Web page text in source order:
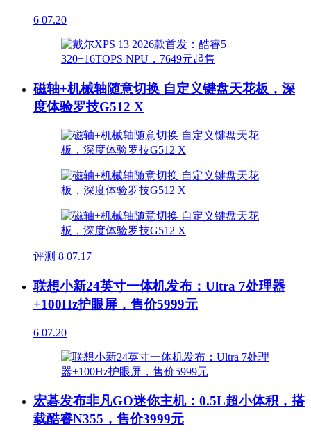
6 07.20
磁轴+机械轴随意切换 自定义键盘天花板，深
度体验罗技G512 X
评测 8 07.17
联想小新24英寸一体机发布：Ultra 7处理器
+100Hz护眼屏，售价5999元
6 07.20
宏碁发布非凡GO迷你主机：0.5L超小体积，搭
载酷睿N355，售价3999元